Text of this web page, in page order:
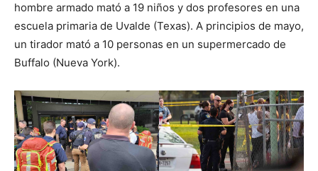
hombre armado mató a 19 niños y dos profesores en una
escuela primaria de Uvalde (Texas). A principios de mayo,
un tirador mató a 10 personas en un supermercado de
Buffalo (Nueva York).